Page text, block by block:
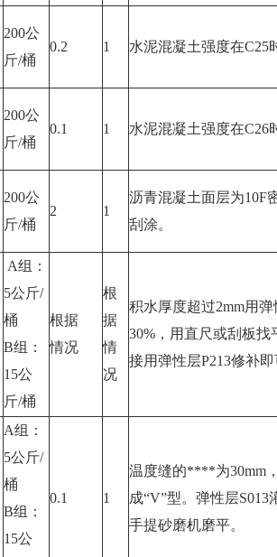
200公
斤/桶
0.2 1 水泥混凝土强度在C25
200公
斤/桶
0.1 1 水泥混凝土强度在C26
200公
斤/桶
2 1
沥青混凝土面层为10F
刮涂。
A组：
5公斤/
桶
B组：
15公
斤/桶
根据
情况
根
据
情
况
积水厚度超过2mm用
30%，用直尺或刮板找
接用弹性层P213修补即
A组：
5公斤/
桶
B组：
15公
0.1 1
温度缝的****为30mm
成“V”型。弹性层
手提砂磨机磨平。